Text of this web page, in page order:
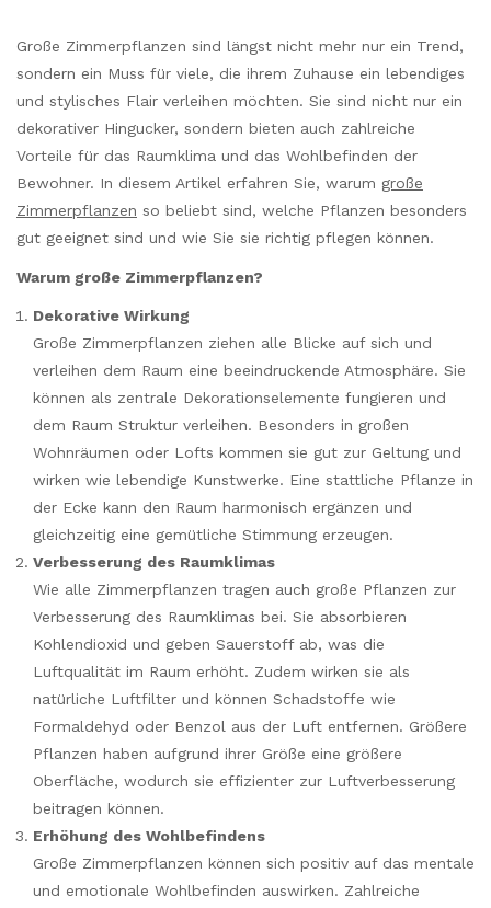
Große Zimmerpflanzen sind längst nicht mehr nur ein Trend,
sondern ein Muss für viele, die ihrem Zuhause ein lebendiges
und stylisches Flair verleihen möchten. Sie sind nicht nur ein
dekorativer Hingucker, sondern bieten auch zahlreiche
Vorteile für das Raumklima und das Wohlbefinden der
Bewohner. In diesem Artikel erfahren Sie, warum große
Zimmerpflanzen so beliebt sind, welche Pflanzen besonders
gut geeignet sind und wie Sie sie richtig pflegen können.
Warum große Zimmerpflanzen?
Dekorative Wirkung
Große Zimmerpflanzen ziehen alle Blicke auf sich und
verleihen dem Raum eine beeindruckende Atmosphäre. Sie
können als zentrale Dekorationselemente fungieren und
dem Raum Struktur verleihen. Besonders in großen
Wohnräumen oder Lofts kommen sie gut zur Geltung und
wirken wie lebendige Kunstwerke. Eine stattliche Pflanze in
der Ecke kann den Raum harmonisch ergänzen und
gleichzeitig eine gemütliche Stimmung erzeugen.
Verbesserung des Raumklimas
Wie alle Zimmerpflanzen tragen auch große Pflanzen zur
Verbesserung des Raumklimas bei. Sie absorbieren
Kohlendioxid und geben Sauerstoff ab, was die
Luftqualität im Raum erhöht. Zudem wirken sie als
natürliche Luftfilter und können Schadstoffe wie
Formaldehyd oder Benzol aus der Luft entfernen. Größere
Pflanzen haben aufgrund ihrer Größe eine größere
Oberfläche, wodurch sie effizienter zur Luftverbesserung
beitragen können.
Erhöhung des Wohlbefindens
Große Zimmerpflanzen können sich positiv auf das mentale
und emotionale Wohlbefinden auswirken. Zahlreiche